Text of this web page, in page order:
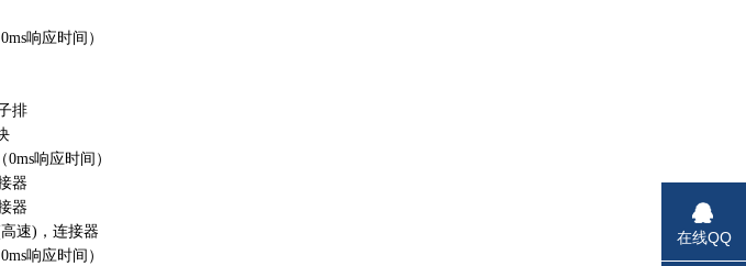
0ms响应时间）
排
0ms响应时间）
器
器
高速) ，连接器
0ms响应时间）
在线QQ